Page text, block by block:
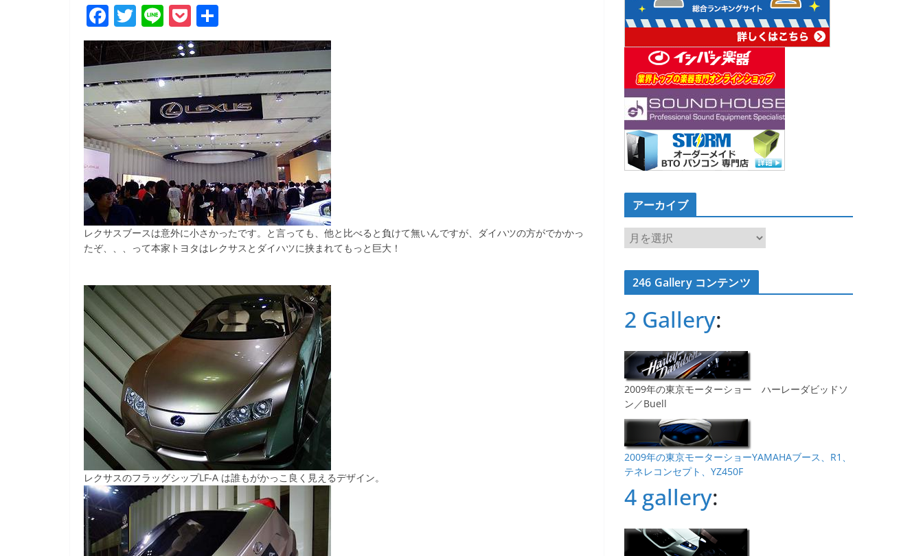
F
a
c
e
b
o
o
k
T
w
itt
er
Li
n
e
P
o
ck
et
有
レクサスブースは意外に小さかったです。と言っても、他と比べると負けて無いんですが、ダイハツの方がでかかっ
たぞ、、、って本家トヨタはレクサスとダイハツに挟まれてもっと巨大！
レクサスのフラッグシップLF-A は誰もがかっこ良く見えるデザイン。
アーカイブ
ア
ー
カ
イ246 Gallery コンテンツ
2 Gallery:
2009年の東京モーターショー ハーレーダビッドソ
ン／Buell
2009年の東京モーターショーYAMAHAブース、R1、
テネレコンセプト、YZ450F
4 gallery: